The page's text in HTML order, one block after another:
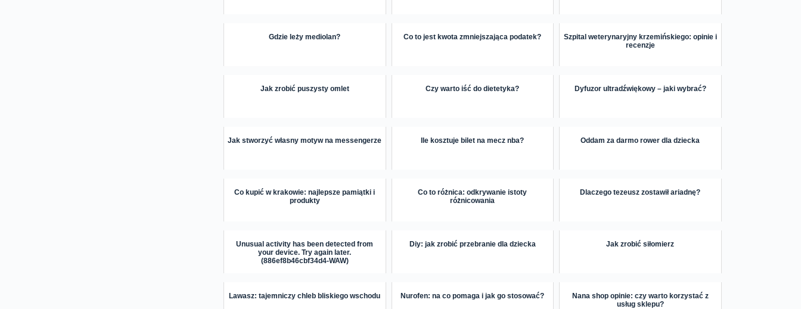
Gdzie leży mediolan? Co to jest kwota zmniejszająca podatek?
Szpital weterynaryjny krzemińskiego: opinie i
recenzje
Jak zrobić puszysty omlet Czy warto iść do dietetyka? Dyfuzor ultradźwiękowy – jaki wybrać?
Jak stworzyć własny motyw na messengerze Ile kosztuje bilet na mecz nba? Oddam za darmo rower dla dziecka
Co kupić w krakowie: najlepsze pamiątki i
produkty
Co to różnica: odkrywanie istoty
różnicowania
Dlaczego tezeusz zostawił ariadnę?
Unusual activity has been detected from
your device. Try again later.
(886ef8b46cbf34d4-WAW)
Diy: jak zrobić przebranie dla dziecka Jak zrobić siłomierz
Lawasz: tajemniczy chleb bliskiego wschodu Nurofen: na co pomaga i jak go stosować?
Nana shop opinie: czy warto korzystać z
usług sklepu?